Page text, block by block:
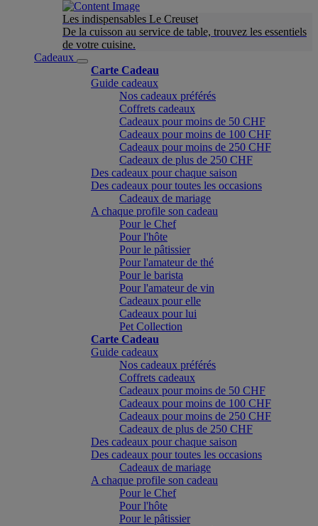
Les indispensables Le Creuset
De la cuisson au service de table, trouvez les essentiels
de votre cuisine.
Cadeaux
Carte Cadeau
Guide cadeaux
Nos cadeaux préférés
Coffrets cadeaux
Cadeaux pour moins de 50 CHF
Cadeaux pour moins de 100 CHF
Cadeaux pour moins de 250 CHF
Cadeaux de plus de 250 CHF
Des cadeaux pour chaque saison
Des cadeaux pour toutes les occasions
Cadeaux de mariage
A chaque profile son cadeau
Pour le Chef
Pour l'hôte
Pour le pâtissier
Pour l'amateur de thé
Pour le barista
Pour l'amateur de vin
Cadeaux pour elle
Cadeaux pour lui
Pet Collection
Carte Cadeau
Guide cadeaux
Nos cadeaux préférés
Coffrets cadeaux
Cadeaux pour moins de 50 CHF
Cadeaux pour moins de 100 CHF
Cadeaux pour moins de 250 CHF
Cadeaux de plus de 250 CHF
Des cadeaux pour chaque saison
Des cadeaux pour toutes les occasions
Cadeaux de mariage
A chaque profile son cadeau
Pour le Chef
Pour l'hôte
Pour le pâtissier